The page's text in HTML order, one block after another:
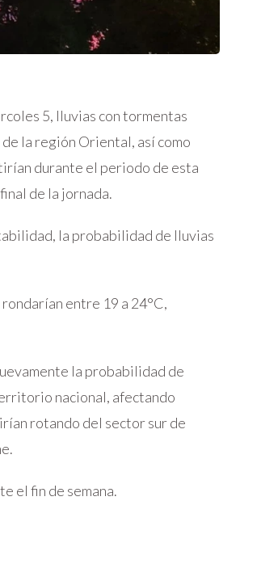
5, lluvias con tormentas
la región Oriental, así como
durante el periodo de esta
de la jornada.
la probabilidad de lluvias
entre 19 a 24°C,
la probabilidad de
nacional, afectando
rotando del sector sur de
el fin de semana.